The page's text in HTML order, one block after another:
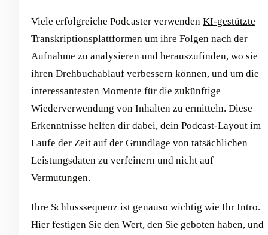
Viele erfolgreiche Podcaster verwenden KI-gestützte
Transkriptionsplattformen um ihre Folgen nach der
Aufnahme zu analysieren und herauszufinden, wo sie
ihren Drehbuchablauf verbessern können, und um die
interessantesten Momente für die zukünftige
Wiederverwendung von Inhalten zu ermitteln. Diese
Erkenntnisse helfen dir dabei, dein Podcast-Layout im
Laufe der Zeit auf der Grundlage von tatsächlichen
Leistungsdaten zu verfeinern und nicht auf
Vermutungen.
Ihre Schlusssequenz ist genauso wichtig wie Ihr Intro.
Hier festigen Sie den Wert, den Sie geboten haben, und